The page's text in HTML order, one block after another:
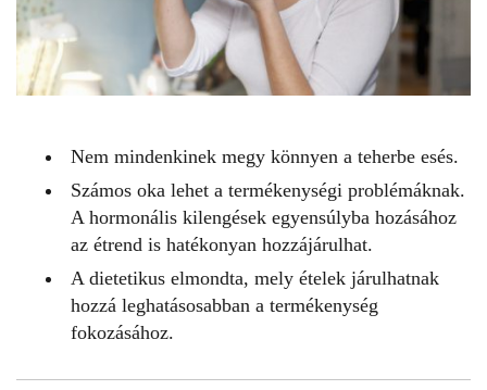
Nem mindenkinek megy könnyen a teherbe esés.
Számos oka lehet a termékenységi problémáknak.
A hormonális kilengések egyensúlyba hozásához
az étrend is hatékonyan hozzájárulhat.
A dietetikus elmondta, mely ételek járulhatnak
hozzá leghatásosabban a termékenység
fokozásához.